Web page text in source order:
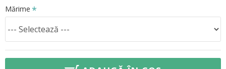
Mărime